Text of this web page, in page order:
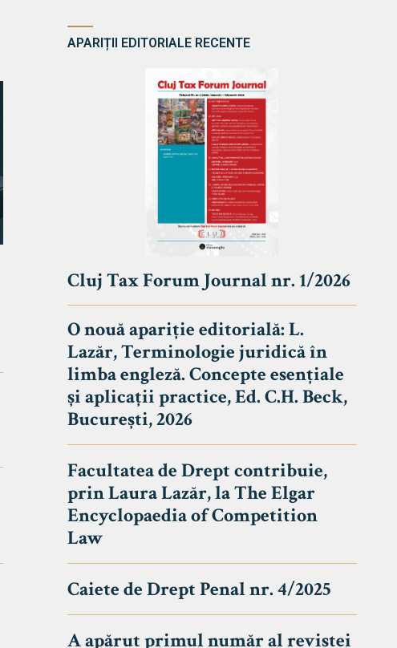
APARIȚII EDITORIALE RECENTE
Cluj Tax Forum Journal nr. 1/2026
O nouă apariție editorială: L.
Lazăr, Terminologie juridică în
limba engleză. Concepte esențiale
și aplicații practice, Ed. C.H. Beck,
București, 2026
Facultatea de Drept contribuie,
prin Laura Lazăr, la The Elgar
Encyclopaedia of Competition
Law
Caiete de Drept Penal nr. 4/2025
A apărut primul număr al revistei